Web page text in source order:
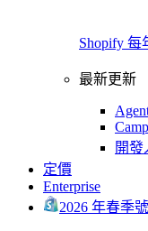
Shopify 每
最新更新
開發
定價
Enterprise
2026 年春季